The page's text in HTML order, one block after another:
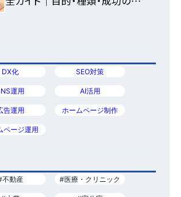
DX化 SEO対策
運用 AI活用
告運用 ホームページ制作
ページ運用
不動産 #医療・クリニック